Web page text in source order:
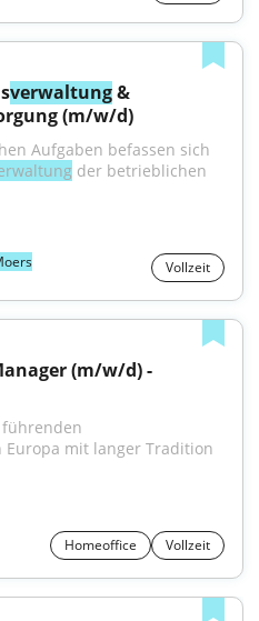
verwaltung &
(m/w/d)
Aufgaben befassen sich
der betrieblichen
Vollzeit
(m/w/d) -
mit langer Tradition
Homeoffice Vollzeit